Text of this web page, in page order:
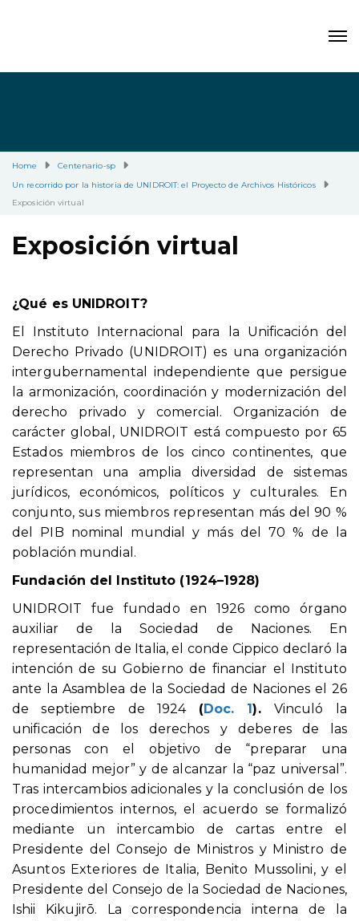
Home
Centenario-sp
Un recorrido por la historia de UNIDROIT: el Proyecto de Archivos Históricos
Exposición virtual
Exposición virtual
¿Qué es UNIDROIT?
El Instituto Internacional para la Unificación del
Derecho Privado (UNIDROIT) es una organización
intergubernamental independiente que persigue
la armonización, coordinación y modernización del
derecho privado y comercial. Organización de
carácter global, UNIDROIT está compuesto por 65
Estados miembros de los cinco continentes, que
representan una amplia diversidad de sistemas
jurídicos, económicos, políticos y culturales. En
conjunto, sus miembros representan más del 90 %
del PIB nominal mundial y más del 70 % de la
población mundial.
Fundación del Instituto (1924–1928)
UNIDROIT fue fundado en 1926 como órgano
auxiliar de la Sociedad de Naciones. En
representación de Italia, el conde Cippico declaró la
intención de su Gobierno de financiar el Instituto
ante la Asamblea de la Sociedad de Naciones el 26
de septiembre de 1924 (Doc. 1). Vinculó la
unificación de los derechos y deberes de las
personas con el objetivo de “preparar una
humanidad mejor” y de alcanzar la “paz universal”.
Tras intercambios adicionales y la conclusión de los
procedimientos internos, el acuerdo se formalizó
mediante un intercambio de cartas entre el
Presidente del Consejo de Ministros y Ministro de
Asuntos Exteriores de Italia, Benito Mussolini, y el
Presidente del Consejo de la Sociedad de Naciones,
Ishii Kikujirō. La correspondencia interna de la